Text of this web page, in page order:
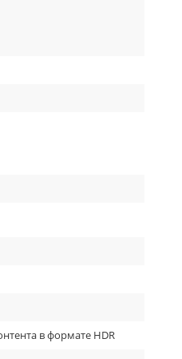
дисплей Super Retina
пиковую яркость
от случайных сколов,
в формате HDR